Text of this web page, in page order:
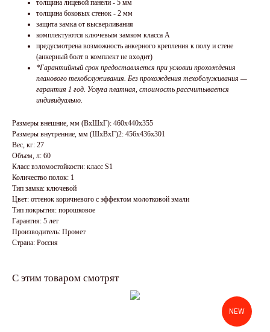
толщина лицевой панели - 5 мм
толщина боковых стенок - 2 мм
защита замка от высверливания
комплектуются ключевым замком класса А
предусмотрена возможность анкерного крепления к полу и стене
(анкерный болт в комплект не входит)
*Гарантийный срок предоставляется при условии прохождения
планового техобслуживания. Без прохождения техобслуживания —
гарантия 1 год. Услуга платная, стоимость рассчитывается
индивидуально.
Размеры внешние, мм (ВхШхГ): 460x440x355
Размеры внутренние, мм (ШхВхГ)2: 456x436x301
Вес, кг: 27
Объем, л: 60
Класс взломостойкости: класс S1
Количество полок: 1
Тип замка: ключевой
Цвет: оттенок коричневого с эффектом молотковой эмали
Тип покрытия: порошковое
Гарантия: 5 лет
Производитель: Промет
Страна: Россия
С этим товаром смотрят
NEW